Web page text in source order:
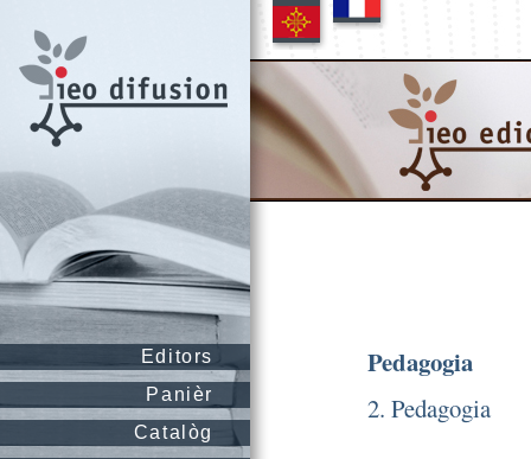
Editors
Panièr
Catalòg
Pedagogia
2. Pedagogia